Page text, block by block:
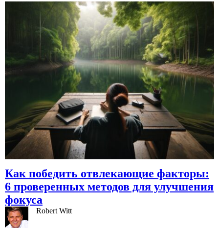
Как победить отвлекающие факторы:
6 проверенных методов для улучшения
фокуса
Robert Witt